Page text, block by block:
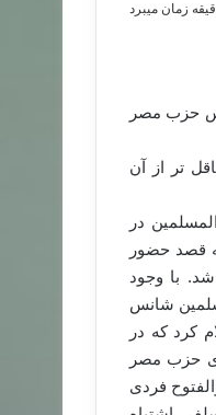
حزب مصر
تر از آن
در
قصد حضور
با وجود
شانس
کرد که در
حزب مصر
فردی